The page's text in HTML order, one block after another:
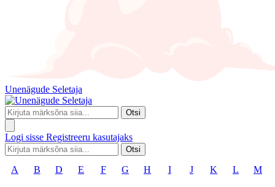
Unenägude Seletaja
Otsi
Logi sisse Registreeru kasutajaks
Otsi
A B D E F G H I J K L M